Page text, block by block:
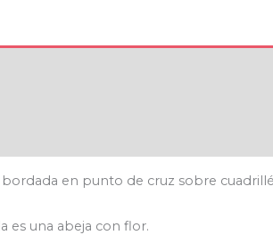
en punto de cruz sobre
es una abeja con flor.